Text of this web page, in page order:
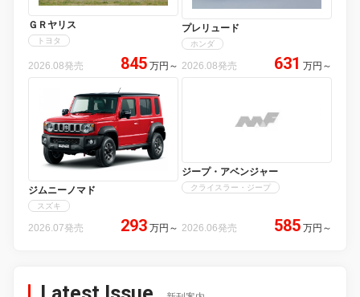
ＧＲヤリス
トヨタ
2026.08発売 845 万円 ～
プレリュード
ホンダ
2026.08発売 631 万円 ～
ジムニーノマド
スズキ
2026.07発売 293 万円 ～
ジープ・アベンジャー
クライスラー・ジープ
2026.06発売 585 万円 ～